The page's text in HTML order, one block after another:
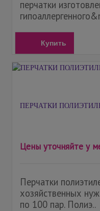
перчатки
Купить
ПЕРЧАТКИ
Цены уточняйте у
Перчатки
хозяйственных
по 100 пар. Полиэ..